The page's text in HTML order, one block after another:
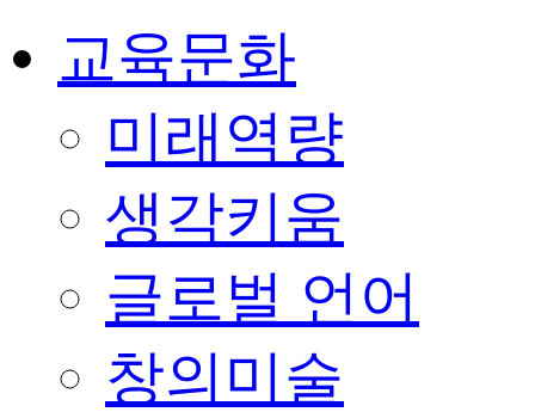
교육문화
미래역량
생각키움
글로벌 언어
창의미술